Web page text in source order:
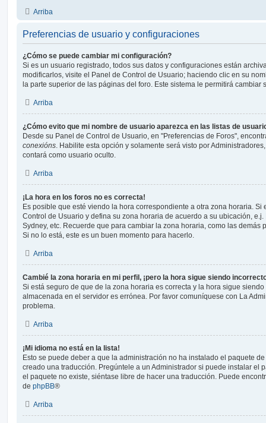
Arriba
Preferencias de usuario y configuraciones
¿Cómo se puede cambiar mi configuración?
Si es un usuario registrado, todos sus datos y configuraciones están
modificarlos, visite el Panel de Control de Usuario; haciendo clic en su
la parte superior de las páginas del foro. Este sistema le permitirá cambiar
Arriba
¿Cómo evito que mi nombre de usuario aparezca en las listas de
Desde su Panel de Control de Usuario, en "Preferencias de Foros",
conexións . Habilite esta opción y solamente será visto por
contará como usuario oculto.
Arriba
¡La hora en los foros no es correcta!
Es posible que esté viendo la hora correspondiente a otra zona horaria. Si
Control de Usuario y defina su zona horaria de acuerdo a su ubicación, e.j.
Sydney, etc. Recuerde que para cambiar la zona horaria, como las demás
Si no lo está, este es un buen momento para hacerlo.
Arriba
Cambié la zona horaria en mi perfil, ¡pero la hora sigue siendo
Si está seguro de que de la zona horaria es correcta y la hora sigue
almacenada en el servidor es errónea. Por favor comuníquese con La
problema.
Arriba
¡Mi idioma no está en la lista!
Esto se puede deber a que la administración no ha instalado el paquete
creado una traducción. Pregúntele a un Administrador si puede instalar el
el paquete no existe, siéntase libre de hacer una traducción. Puede
de phpBB®
Arriba